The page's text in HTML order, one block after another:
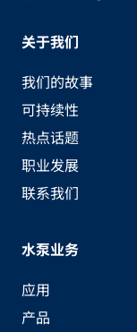
关于我们
我们的故事
可持续性
热点话题
职业发展
联系我们
水泵业务
应用
产品